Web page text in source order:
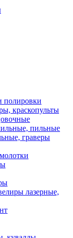
краскопульты
пильные
граверы
лазерные,